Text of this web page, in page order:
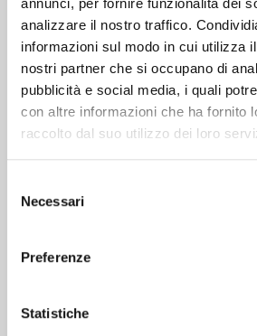
annunci, per fornire funzionalità dei
analizzare il nostro traffico.
informazioni sul modo in cui utilizza
nostri partner che si occupano di
pubblicità e social media, i quali
con altre informazioni che ha fornito
raccolto dal suo utilizzo dei loro
delNecessari
Preferenze
Statistiche